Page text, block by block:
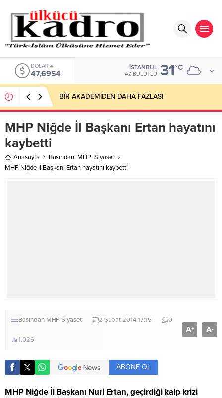
DOLAR
47,6954
İSTANBUL
AZ BULUTLU 31°C
BİR AKADEMİDEN DAHA FAZLASI
MHP Niğde İl Başkanı Ertan hayatını
kaybetti
Anasayfa Basından, MHP,Siyaset
MHP Niğde İl Başkanı Ertan hayatını kaybetti
Basından MHPSiyaset 2 Şubat 2014 17:15 0
1.026
A+ A-
ABONE OL
MHP Niğde İl Başkanı Nuri Ertan, geçirdiği kalp krizi